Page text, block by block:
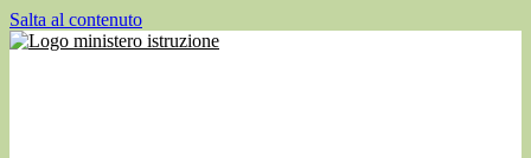
Salta al contenuto